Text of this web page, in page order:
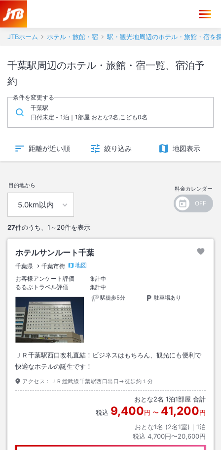
JTBホーム ホテル・旅館・宿 駅・観光地周辺のホテル・旅館・宿を
千葉駅周辺のホテル・旅館・宿一覧、宿泊予
約
条件を変更する
千葉駅
日付未定 - 1泊｜1部屋 おとな2名,こども0名
距離が近い順 絞り込み 地図表示
目的地から 料金カレンダー
27件のうち、 1～20件を表示
ホテルサンルート千葉
千葉県 千葉市街
地図
お客様アンケート評価
集計中
るるぶトラベル評価
集計中
駅徒歩5分
駐車場あり
ＪＲ千葉駅西口改札直結！ビジネスはもちろん、観光にも便利で
快適なホテルの誕生です！
アクセス： ＪＲ総武線千葉駅西口出口→徒歩約１分
おとな2名 1泊1部屋 合計
税込 9,400円 〜 41,200円
おとな1名 (2名1室)｜ 1泊
税込 4,700円〜20,600円